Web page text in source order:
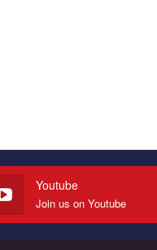
Youtube
Join us on Youtube